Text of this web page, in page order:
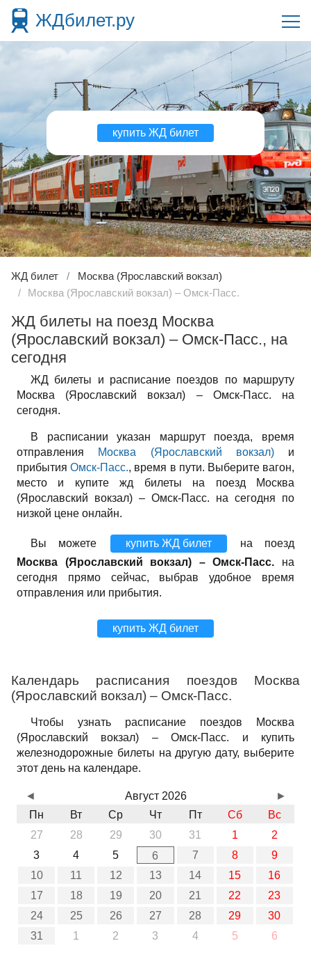
ЖДбилет.ру
купить ЖД билет
ЖД билет
Москва (Ярославский вокзал)
Москва (Ярославский вокзал) – Омск-Пасс.
ЖД билеты на поезд Москва
(Ярославский вокзал) – Омск-Пасс., на
сегодня
ЖД билеты и расписание поездов по маршруту
Москва (Ярославский вокзал) – Омск-Пасс. на
сегодня.
В расписании указан маршрут поезда, время
отправления
Москва (Ярославский вокзал)и
прибытияОмск-Пасс., время в пути. Выберите вагон,
место и купите жд билеты на поезд Москва
(Ярославский вокзал) – Омск-Пасс. на сегодня по
низкой цене онлайн.
Вы можете купить ЖД билет
на поезд
Москва (Ярославский вокзал) – Омск-Пасс. на
сегодня прямо сейчас, выбрав удобное время
отправления или прибытия.
купить ЖД билет
Календарь расписания поездов Москва
(Ярославский вокзал) – Омск-Пасс.
Чтобы узнать расписание поездов Москва
(Ярославский вокзал) – Омск-Пасс. и купить
железнодорожные билеты на другую дату, выберите
этот день на календаре.
Август 2026
Пн
Вт Ср Чт Пт Сб
Вс
27
28 29 30 31 1
2
3
4 5 6 7 8
9
10
11 12 13 14 15
16
17
18 19 20 21 22
23
24
25 26 27 28 29
30
31
1 2 3 4 5 6
◄ ►